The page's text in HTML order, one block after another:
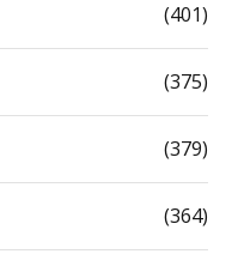
(401)
(375)
(379)
(364)